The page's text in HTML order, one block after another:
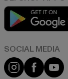
Instagram